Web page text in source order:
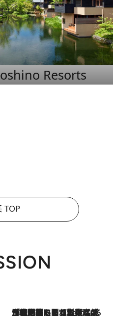
Resorts
TOP
2026.8.3
「住宅建てられない…」「サーチャージ料の高値が続いている」ホルムズ海峡封鎖による影響はいつまで続く？《エネルギー専門家に聞く“どうなる日本の暮らし”》